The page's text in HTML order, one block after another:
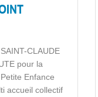
CLAUDE
pour la
Enfance
accueil collectif